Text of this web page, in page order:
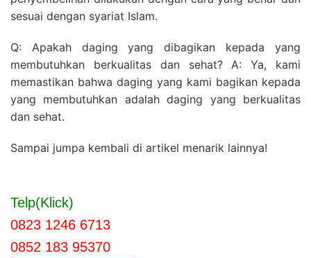
sesuai dengan syariat Islam.
Q: Apakah daging yang dibagikan kepada yang
membutuhkan berkualitas dan sehat? A: Ya, kami
memastikan bahwa daging yang kami bagikan kepada
yang membutuhkan adalah daging yang berkualitas
dan sehat.
Sampai jumpa kembali di artikel menarik lainnya!
Telp(Klick)
0823 1246 6713
0852 183 95370